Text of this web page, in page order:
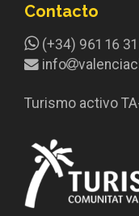
Contacto
(+34) 961 16
info
Turismo activo